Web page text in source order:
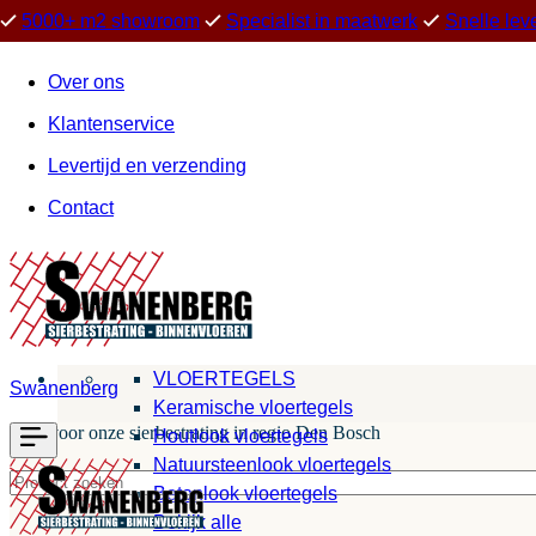
5000+ m2 showroom Specialist in maatwerk Snelle
Over ons
Klantenservice
Levertijd en verzending
Contact
Swanenberg
Kies voor onze sierbestrating in regio Den Bosch
VLOERTEGELS
Keramische vloertegels
Houtlook vloertegels
Natuursteenlook vloertegels
Betonlook vloertegels
Bekijk alle